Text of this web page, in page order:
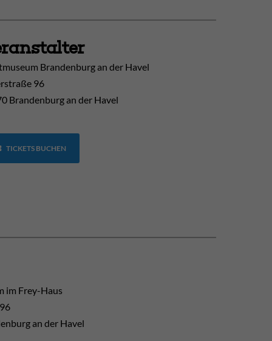
Brandenburg an der Havel
96
Brandenburg an der Havel
TICKETS BUCHEN
im Frey-Haus
an der Havel